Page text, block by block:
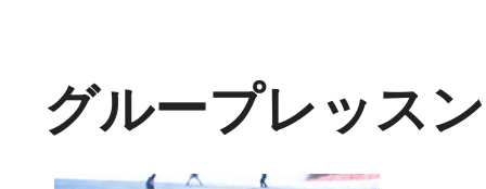
グループレッス